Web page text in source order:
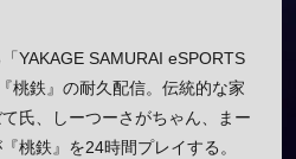
YAKAGE SAMURAI eSPORTS
桃鉄』の耐久配信。伝統的な家
氏、しーつーさがちゃん、まー
桃鉄』を24時間プレイする。